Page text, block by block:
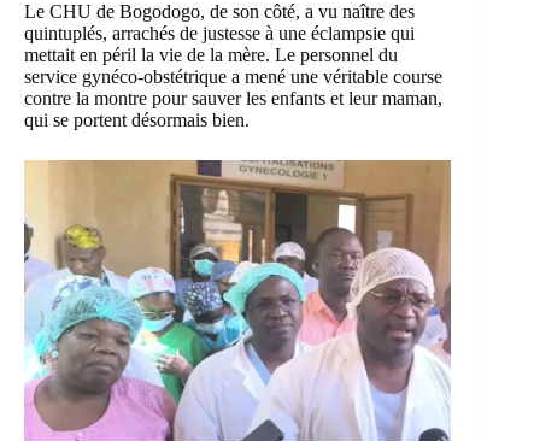
Le CHU de Bogodogo, de son côté, a vu naître des
quintuplés, arrachés de justesse à une éclampsie qui
mettait en péril la vie de la mère. Le personnel du
service gynéco-obstétrique a mené une véritable course
contre la montre pour sauver les enfants et leur maman,
qui se portent désormais bien.